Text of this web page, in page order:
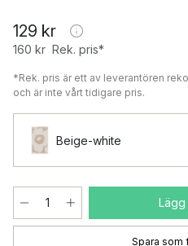
129 kr
160 kr Rek. pris*
*Rek. pris är ett av leverantören
och är inte vårt tidigare pris.
Beige-white
Spara som